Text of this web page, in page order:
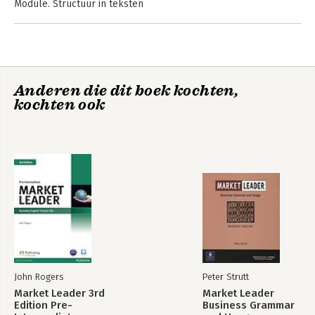
Module. Structuur in teksten
Bijlage: De afwerking van een werkstuk
Register
Anderen die dit boek kochten,
kochten ook
John Rogers
Market Leader 3rd
Edition Pre-
Peter Strutt
Market Leader
Business Grammar